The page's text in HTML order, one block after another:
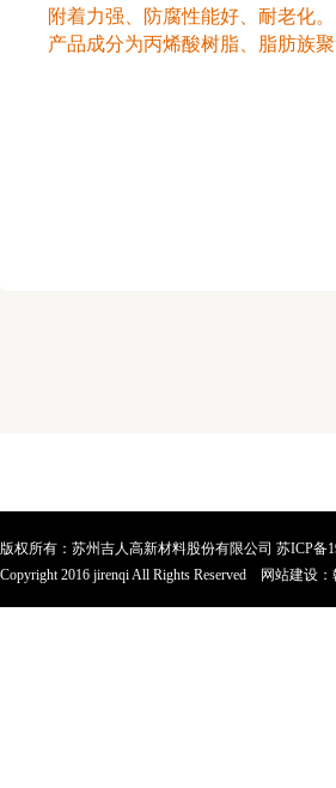
附着力强、防腐性能好、耐老化。
产品成分为丙烯酸树脂、脂肪族
版权所有：苏州吉人高新材料股份有限公司 苏ICP备
Copyright 2016 jirenqi All Rights Reserved
网站建设 ：